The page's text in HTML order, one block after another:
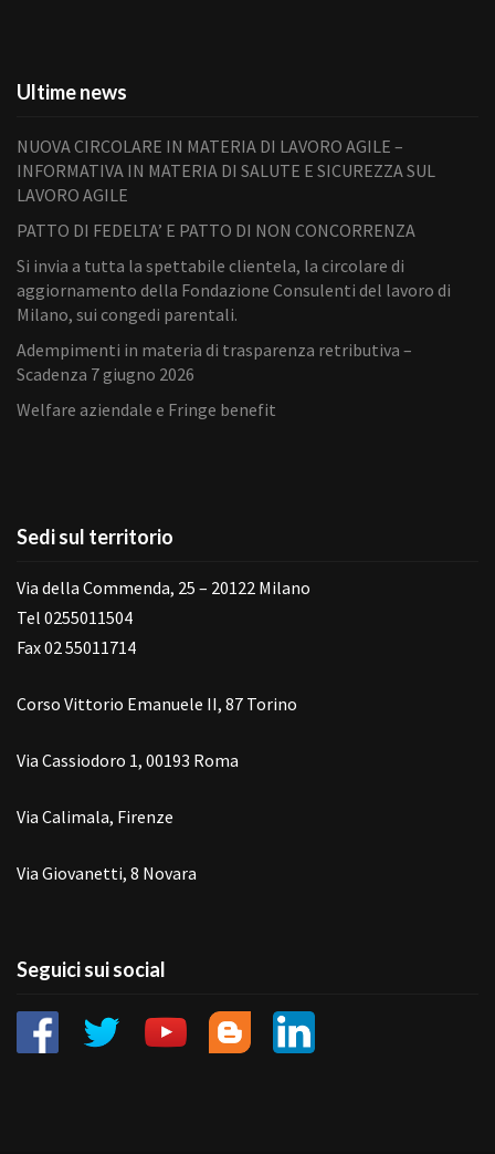
Ultime news
NUOVA CIRCOLARE IN MATERIA DI LAVORO AGILE –
INFORMATIVA IN MATERIA DI SALUTE E SICUREZZA SUL
LAVORO AGILE
PATTO DI FEDELTA’ E PATTO DI NON CONCORRENZA
Si invia a tutta la spettabile clientela, la circolare di
aggiornamento della Fondazione Consulenti del lavoro di
Milano, sui congedi parentali.
Adempimenti in materia di trasparenza retributiva –
Scadenza 7 giugno 2026
Welfare aziendale e Fringe benefit
Sedi sul territorio
Via della Commenda, 25 – 20122 Milano
Tel 0255011504
Fax 02 55011714
Corso Vittorio Emanuele II, 87 Torino
Via Cassiodoro 1, 00193 Roma
Via Calimala, Firenze
Via Giovanetti, 8 Novara
Seguici sui social